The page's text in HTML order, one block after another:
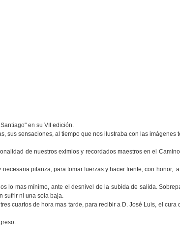
en su VII edición.
sus sensaciones, al tiempo que nos ilustraba con las imágenes
de nuestros eximios y recordados maestros en el
pitanza, para tomar fuerzas y hacer frente, con honor,
lo mas mínimo, ante el desnivel de la subida de salida.
sufrir ni una sola baja.
cuartos de hora mas tarde, para recibir a D. José Luis, el cura